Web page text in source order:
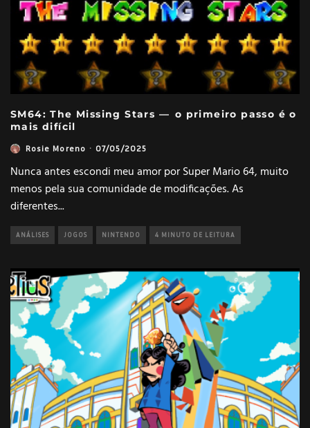
SM64: The Missing Stars — o primeiro passo é o
mais difícil
Rosie Moreno · 07/05/2025
Nunca antes escondi meu amor por Super Mario 64, muito
menos pela sua comunidade de modificações. As
diferentes...
ANÁLISES JOGOS NINTENDO 4 MINUTO DE LEITURA